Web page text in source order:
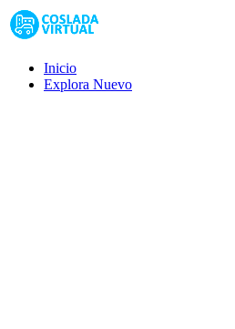
Inicio
Explora Nuevo